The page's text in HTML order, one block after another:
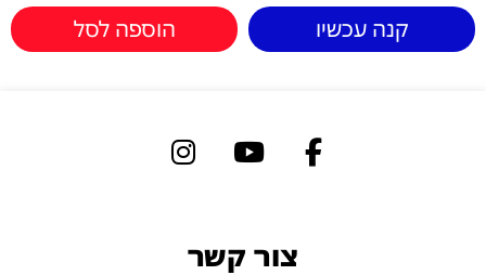
קנה עכשיו הוספה לסל
צור קשר